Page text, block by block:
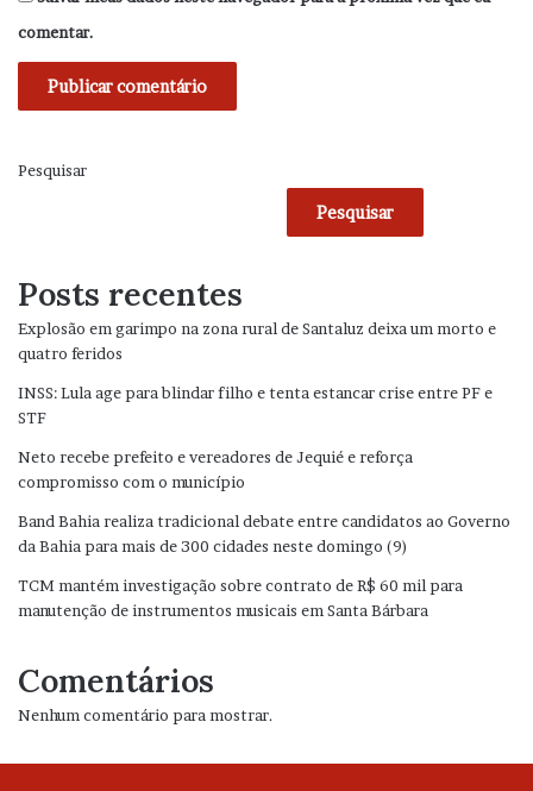
comentar.
Pesquisar
Pesquisar
Posts recentes
Explosão em garimpo na zona rural de Santaluz deixa um morto e
quatro feridos
INSS: Lula age para blindar filho e tenta estancar crise entre PF e
STF
Neto recebe prefeito e vereadores de Jequié e reforça
compromisso com o município
Band Bahia realiza tradicional debate entre candidatos ao Governo
da Bahia para mais de 300 cidades neste domingo (9)
TCM mantém investigação sobre contrato de R$ 60 mil para
manutenção de instrumentos musicais em Santa Bárbara
Comentários
Nenhum comentário para mostrar.